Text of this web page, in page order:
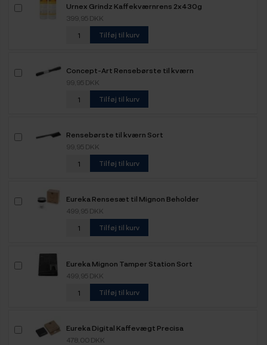
Urnex Grindz Kaffekværnrens 2x430g
399,95 DKK
Tilføj til kurv
Concept-Art Rensebørste til kværn
99,95 DKK
Tilføj til kurv
Rensebørste til kværn Sort
99,95 DKK
Tilføj til kurv
Eureka Rensesæt til Mignon Beholder
499,95 DKK
Tilføj til kurv
Eureka Mignon Tamper Station Sort
499,95 DKK
Tilføj til kurv
Eureka Digital Kaffevægt Precisa
478,00 DKK